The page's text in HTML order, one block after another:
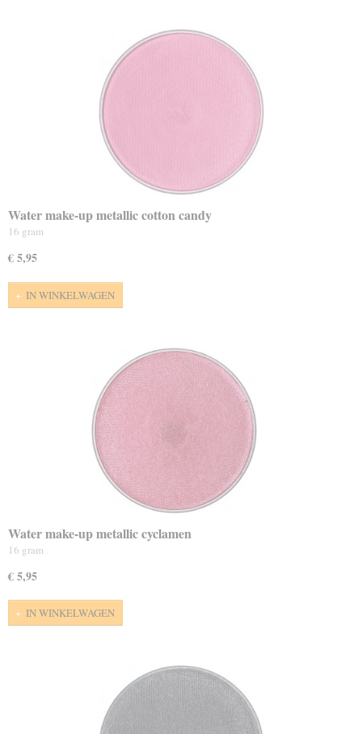
Water make-up metallic cotton candy
16 gram
€ 5,95
IN WINKELWAGEN
Water make-up metallic cyclamen
16 gram
€ 5,95
IN WINKELWAGEN